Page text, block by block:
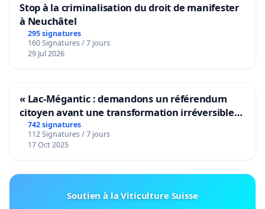
Stop à la criminalisation du droit de manifester
à Neuchâtel
295 signatures
160 Signatures / 7 jours
29 Jul 2026
« Lac-Mégantic : demandons un référendum
citoyen avant une transformation irréversible
de notre territoire »
742 signatures
112 Signatures / 7 jours
17 Oct 2025
Soutien à la Viticulture Suisse